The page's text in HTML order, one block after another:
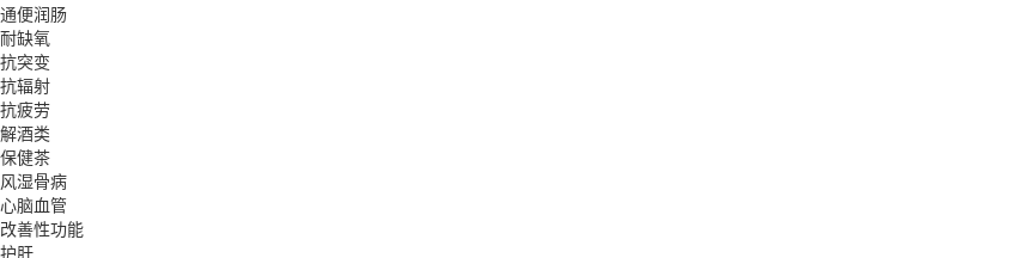
通便润肠
耐缺氧
抗突变
抗辐射
抗疲劳
解酒类
保健茶
风湿骨病
心脑血管
改善性功能
护肝